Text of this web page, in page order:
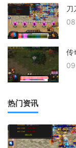
刀
传
热门资讯